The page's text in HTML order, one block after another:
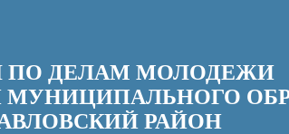
ПО ДЕЛАМ МОЛОДЕЖИ
РАЙОН